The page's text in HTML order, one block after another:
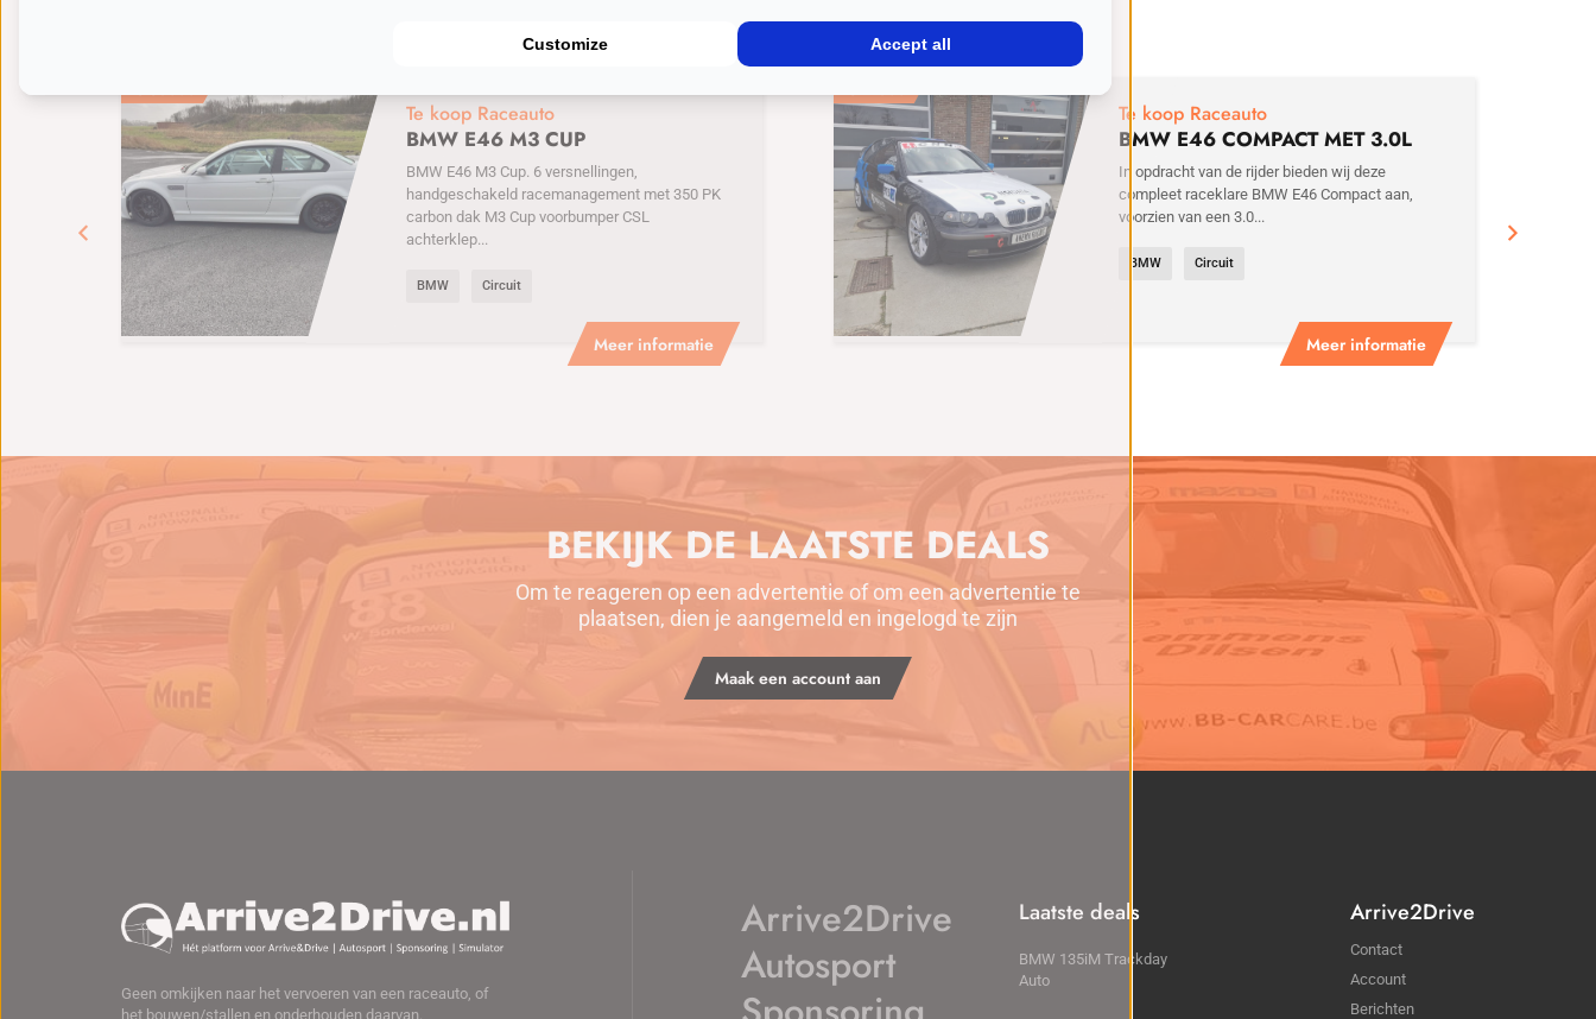
€35000
Meer informatie
Te koop Raceauto
BMW E46 M3 CUP
BMW E46 M3 Cup. 6 versnellingen,
handgeschakeld racemanagement met 350 PK
carbon dak M3 Cup voorbumper CSL
achterklep...
BMW Circuit
€21500
Meer informatie
Te koop Raceauto
BMW E46 COMPACT MET 3.0L
MOTOR
In opdracht van de rijder bieden wij deze
compleet raceklare BMW E46 Compact aan,
voorzien van een 3.0...
BMW Circuit
BEKIJK DE LAATSTE DEALS
Om te reageren op een advertentie of om een advertentie te
plaatsen, dien je aangemeld en ingelogd te zijn
Maak een account aan
Geen omkijken naar het vervoeren van een raceauto, of
het bouwen/stallen en onderhouden daarvan.
Arrive2Drive
Autosport
Laatste deals
BMW 135iM Trackday
Auto
Arrive2Drive
Contact
Account
Berichten
Customize Accept all